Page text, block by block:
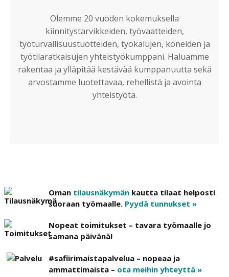
Olemme 20 vuoden kokemuksella
kiinnitystarvikkeiden, työvaatteiden,
työturvallisuustuotteiden, työkalujen, koneiden ja
työtilaratkaisujen yhteistyökumppani. Haluamme
rakentaa ja ylläpitää kestävää kumppanuutta sekä
arvostamme luotettavaa, rehellistä ja avointa
yhteistyötä.
Oman tilausnäkymän kautta tilaat helposti
suoraan työmaalle. Pyydä tunnukset »
Nopeat toimitukset – tavara työmaalle jo
samana päivänä!
#safiirimaistapalvelua – nopeaa ja
ammattimaista – ota meihin yhteyttä »